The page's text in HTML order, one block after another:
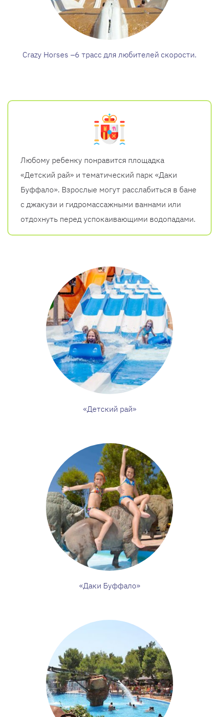
Crazy Horses –6 трасс для любителей скорости.
Любому ребенку понравится площадка
«Детский рай» и тематический парк «Даки
Буффало». Взрослые могут расслабиться в бане
с джакузи и гидромассажными ваннами или
отдохнуть перед успокаивающими водопадами.
«Детский рай»
«Даки Буффало»